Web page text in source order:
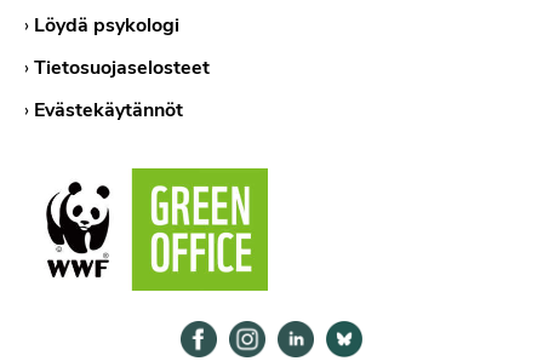
› Löydä psykologi
›Tietosuojaselosteet
› Evästekäytännöt